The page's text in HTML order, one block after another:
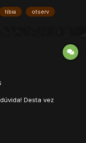
tibia otserv
Desta vez
lá embaixo, para
o seguinte erro em